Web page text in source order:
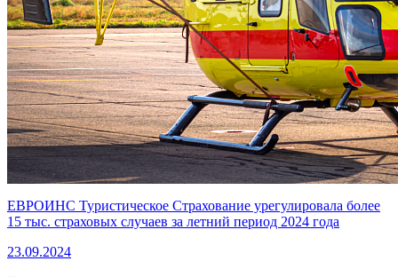
ЕВРОИНС Туристическое Страхование урегулировала более
15 тыс. страховых случаев за летний период 2024 года
23.09.2024